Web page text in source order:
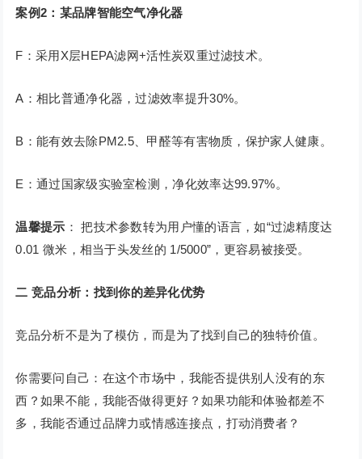
案例2：某品牌智能空气净化器
F：采用X层HEPA滤网+活性炭双重过滤技术。
A：相比普通净化器，过滤效率提升30%。
B：能有效去除PM2.5、甲醛等有害物质，保护家人健康。
E：通过国家级实验室检测，净化效率达99.97%。
温馨提示 ： 把技术参数转为用户懂的语言，如“过滤精度达
0.01 微米，相当于头发丝的 1/5000”，更容易被接受。
二 竞品分析：找到你的差异化优势
竞品分析不是为了模仿，而是为了找到自己的独特价值。
你需要问自己：在这个市场中，我能否提供别人没有的东
西？如果不能，我能否做得更好？如果功能和体验都差不
多，我能否通过品牌力或情感连接点，打动消费者？